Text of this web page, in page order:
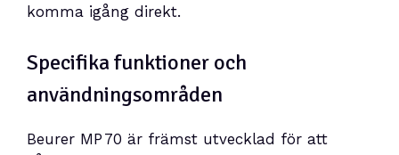
komma igång direkt.
Specifika funktioner och
användningsområden
Beurer MP 70 är främst utvecklad för att